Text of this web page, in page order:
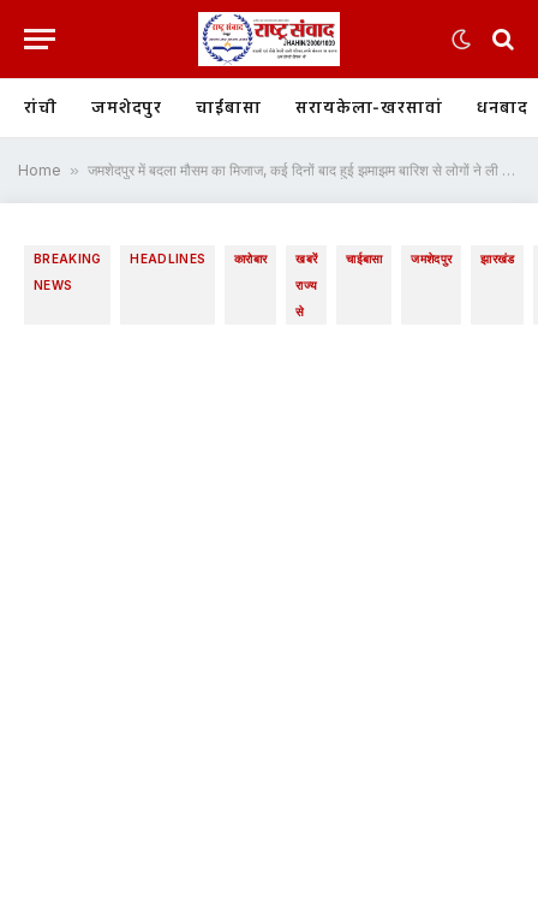
रांची जमशेदपुर चाईबासा सरायकेला-खरसावां धनबाद
Home » जमशेदपुर में बदला मौसम का मिजाज, कई दिनों बाद हुई झमाझम बारिश से लोगों ने ली राहत की सांस
BREAKING
NEWS
HEADLINES कारोबार
खबरें
राज्य
से
चाईबासा जमशेदपुर झारखंड